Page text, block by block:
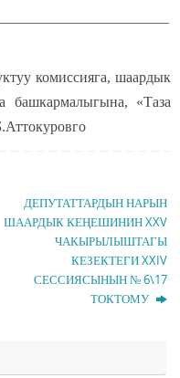
комиссияга, шаардык
башкармалыгына, «Таза
ДЕПУТАТТАРДЫН НАРЫН
ШААРДЫК КЕҢЕШИНИН XXV
ЧАКЫРЫЛЫШТАГЫ
КЕЗЕКТЕГИ XXIV
СЕССИЯСЫНЫН № 6\17
ТОКТОМУ